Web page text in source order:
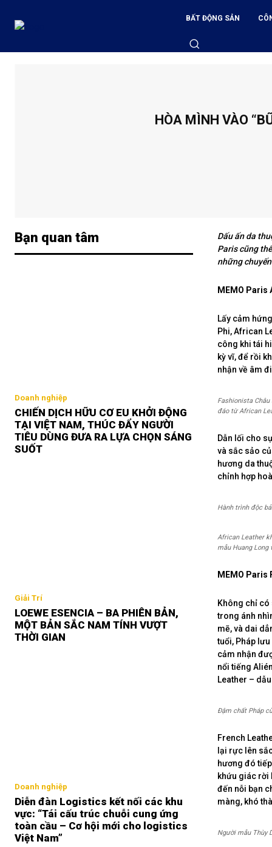
BẤT ĐỘNG SẢN
HÒA MÌNH VÀO
Bạn quan tâm
Doanh nghiệp
CHIẾN DỊCH HỮU CƠ EU KHỞI ĐỘNG
TẠI VIỆT NAM, THÚC ĐẨY NGƯỜI
TIÊU DÙNG ĐƯA RA LỰA CHỌN SÁNG
SUỐT
Giải Trí
LOEWE ESENCIA – BA PHIÊN BẢN,
MỘT BẢN SẮC NAM TÍNH VƯỢT
THỜI GIAN
Doanh nghiệp
Diễn đàn Logistics kết nối các khu
vực: “Tái cấu trúc chuỗi cung ứng
toàn cầu – Cơ hội mới cho logistics
Việt Nam”
Dấu ấn da
Paris cũng
những
MEMO Paris
Lấy cảm
Phi, African
công khi tái
kỳ vĩ, để rồi
nhận về âm
Fashionista
đáo từ African
Dẫn lối cho
và sắc sảo
hương da
chỉnh hợp
Hành trình độc
African Leather
mẫu Huang Long
MEMO Paris
Không chỉ có
trong ánh
mẽ, và dai
tuổi, Pháp
cảm nhận
nổi tiếng
Leather –
Đậm chất Pháp
French
lại rực lên
hương đó
khứu giác rời
đến nỗi bạn
màng, khó
Người mẫu Thùy